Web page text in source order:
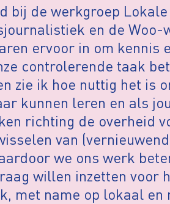
bij de werkgroep Lokale
en de Woo-
ervoor in om kennis
controlerende taak
zie ik hoe nuttig het is
kunnen leren en als
richting de overheid
van
we ons werk
willen inzetten voor
met name op lokaal en